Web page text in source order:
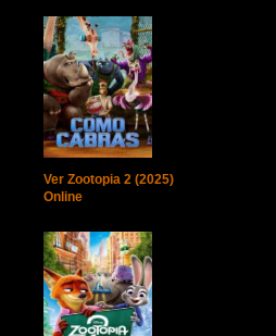
Ver Zootopia 2 (2025)
Online